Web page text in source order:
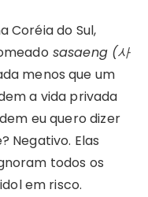
Coréia do Sul,
sasaeng (사
menos que um
a vida privada
eu quero dizer
Negativo. Elas
todos os
em risco.